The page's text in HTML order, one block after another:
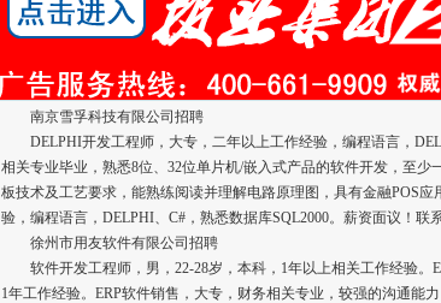
南京雪孚科技有限公司招聘
DELPHI开发工程师，大专，二年以上工作经验，编程语言，
相关专业毕业，熟悉8位、32位单片机/嵌入式产品的软件开发，至少
板技术及工艺要求，能熟练阅读并理解电路原理图，具有金融POS
验，编程语言，DELPHI、C#，熟悉数据库SQL2000。薪资面议！联
徐州市用友软件有限公司招聘
软件开发工程师，男，22-28岁，本科，1年以上相关工作经验。
1年工作经验。ERP软件销售，大专，财务相关专业，较强的沟通能